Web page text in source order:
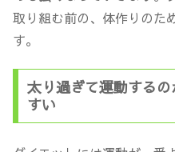
取り組む前の、体作りのた
す。
太り過ぎて運動する
すい